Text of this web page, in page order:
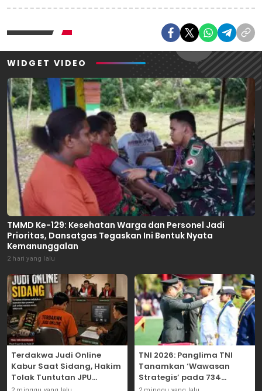
WIDGET VIDEO
TMMD Ke-129: Kesehatan Warga dan Personel Jadi
Prioritas, Dansatgas Tegaskan Ini Bentuk Nyata
Kemanunggalan
2 hari yang lalu
Terdakwa Judi Online
Kabur Saat Sidang, Hakim
Tolak Tuntutan JPU
Tanjung Perak karena
TNI 2026: Panglima TNI
Tanamkan ‘Wawasan
Strategis’ pada 734
Perwira Baru, Tekankan